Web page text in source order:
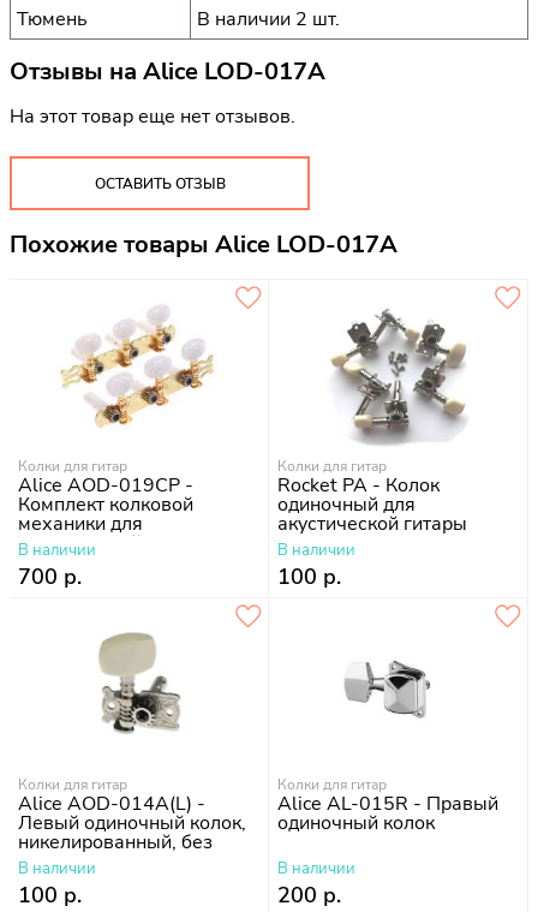
Тюмень В наличии 2 шт.
Отзывы на Alice LOD-017A
На этот товар еще нет отзывов.
ОСТАВИТЬ ОТЗЫВ
Похожие товары Alice LOD-017A
Колки для гитар
Alice AOD-019CP -
Комплект колковой
механики для
классической гитары
В наличии
700 р.
Колки для гитар
Rocket PA - Колок
одиночный для
акустической гитары
В наличии
100 р.
Колки для гитар
Alice AOD-014A(L) -
Левый одиночный колок,
никелированный, без
втулки
В наличии
100 р.
Колки для гитар
Alice AL-015R - Правый
одиночный колок
В наличии
200 р.